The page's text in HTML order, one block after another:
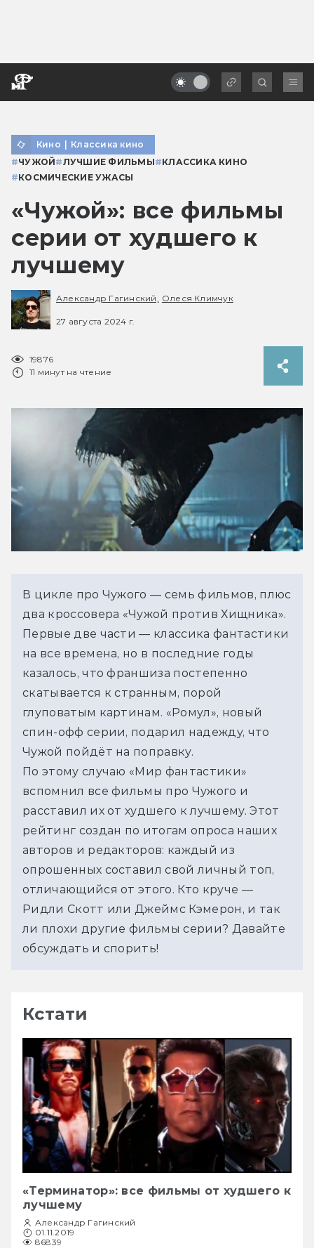
Кино | Классика кино
#ЧУЖОЙ#ЛУЧШИЕ ФИЛЬМЫ#КЛАССИКА КИНО
#КОСМИЧЕСКИЕ УЖАСЫ
«Чужой»: все фильмы
серии от худшего к
лучшему
Александр Гагинский, Олеся Климчук
27 августа 2024 г.
19876
11 минут на чтение
В цикле про Чужого — семь фильмов, плюс
два кроссовера «Чужой против Хищника».
Первые две части — классика фантастики
на все времена, но в последние годы
казалось, что франшиза постепенно
скатывается к странным, порой
глуповатым картинам. «Ромул», новый
спин-офф серии, подарил надежду, что
Чужой пойдёт на поправку.
По этому случаю «Мир фантастики»
вспомнил все фильмы про Чужого и
расставил их от худшего к лучшему. Этот
рейтинг создан по итогам опроса наших
авторов и редакторов: каждый из
опрошенных составил свой личный топ,
отличающийся от этого. Кто круче —
Ридли Скотт или Джеймс Кэмерон, и так
ли плохи другие фильмы серии? Давайте
обсуждать и спорить!
Кстати
«Терминатор»: все фильмы от худшего к
лучшему
Александр Гагинский
01.11.2019
86839